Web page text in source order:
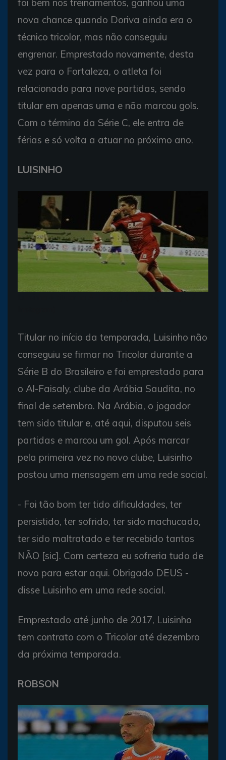
nova chance quando Doriva ainda era o
técnico tricolor, mas não conseguiu
engrenar. Emprestado novamente, desta
vez para o Fortaleza, o atleta foi
relacionado para nove partidas, sendo
titular em apenas uma e não marcou gols.
Com o término da Série C, ele entra de
férias e só volta a atuar no próximo ano.
LUISINHO
Titular no início da temporada, Luisinho não
conseguiu se firmar no Tricolor durante a
Série B do Brasileiro e foi emprestado para
o Al-Faisaly, clube da Arábia Saudita, no
final de setembro. Na Arábia, o jogador
tem sido titular e, até aqui, disputou seis
partidas e marcou um gol. Após marcar
pela primeira vez no novo clube, Luisinho
postou uma mensagem em uma rede social.
- Foi tão bom ter tido dificuldades, ter
persistido, ter sofrido, ter sido machucado,
ter sido maltratado e ter recebido tantos
NÃO [sic]. Com certeza eu sofreria tudo de
novo para estar aqui. Obrigado DEUS -
disse Luisinho em uma rede social.
Emprestado até junho de 2017, Luisinho
tem contrato com o Tricolor até dezembro
da próxima temporada.
ROBSON